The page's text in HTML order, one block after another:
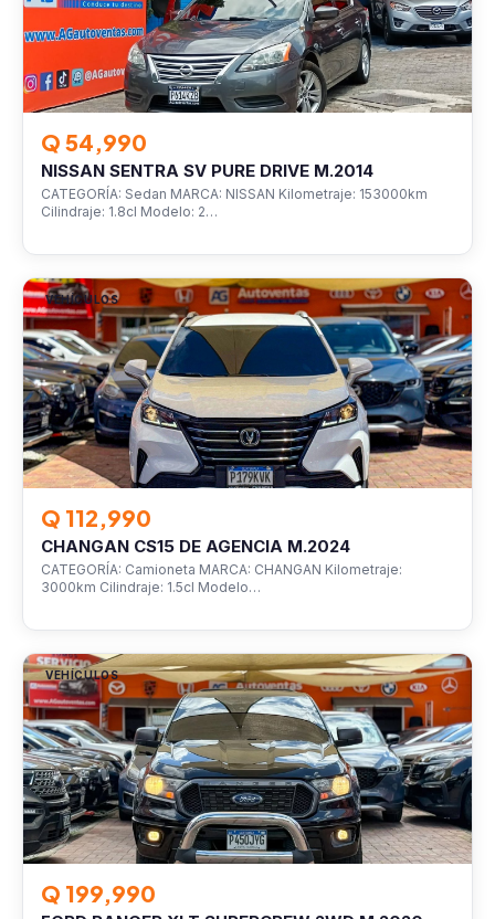
Q 54,990
NISSAN SENTRA SV PURE DRIVE M.2014
CATEGORÍA: Sedan MARCA: NISSAN Kilometraje: 153000km
Cilindraje: 1.8cl Modelo: 2…
VEHÍCULOS
Q 112,990
CHANGAN CS15 DE AGENCIA M.2024
CATEGORÍA: Camioneta MARCA: CHANGAN Kilometraje:
3000km Cilindraje: 1.5cl Modelo…
VEHÍCULOS
Q 199,990